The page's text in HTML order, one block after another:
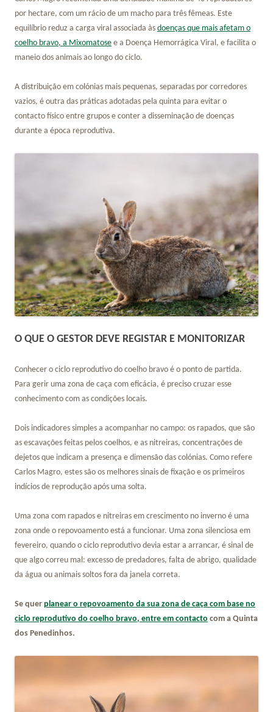
por hectare, com um rácio de um macho para três fêmeas. Este
equilíbrio reduz a carga viral associada às doenças que mais afetam o
coelho bravo, a Mixomatose e a Doença Hemorrágica Viral, e facilita o
maneio dos animais ao longo do ciclo.
A distribuição em colónias mais pequenas, separadas por corredores
vazios, é outra das práticas adotadas pela quinta para evitar o
contacto físico entre grupos e conter a disseminação de doenças
durante a época reprodutiva.
O QUE O GESTOR DEVE REGISTAR E MONITORIZAR
Conhecer o ciclo reprodutivo do coelho bravo é o ponto de partida.
Para gerir uma zona de caça com eficácia, é preciso cruzar esse
conhecimento com as condições locais.
Dois indicadores simples a acompanhar no campo: os rapados, que são
as escavações feitas pelos coelhos, e as nitreiras, concentrações de
dejetos que indicam a presença e dimensão das colónias. Como refere
Carlos Magro, estes são os melhores sinais de fixação e os primeiros
indícios de reprodução após uma solta.
Uma zona com rapados e nitreiras em crescimento no inverno é uma
zona onde o repovoamento está a funcionar. Uma zona silenciosa em
fevereiro, quando o ciclo reprodutivo devia estar a arrancar, é sinal de
que algo correu mal: excesso de predadores, falta de abrigo, qualidade
da água ou animais soltos fora da janela correta.
Se quer planear o repovoamento da sua zona de caça com base no
ciclo reprodutivo do coelho bravo, entre em contacto com a Quinta
dos Penedinhos.